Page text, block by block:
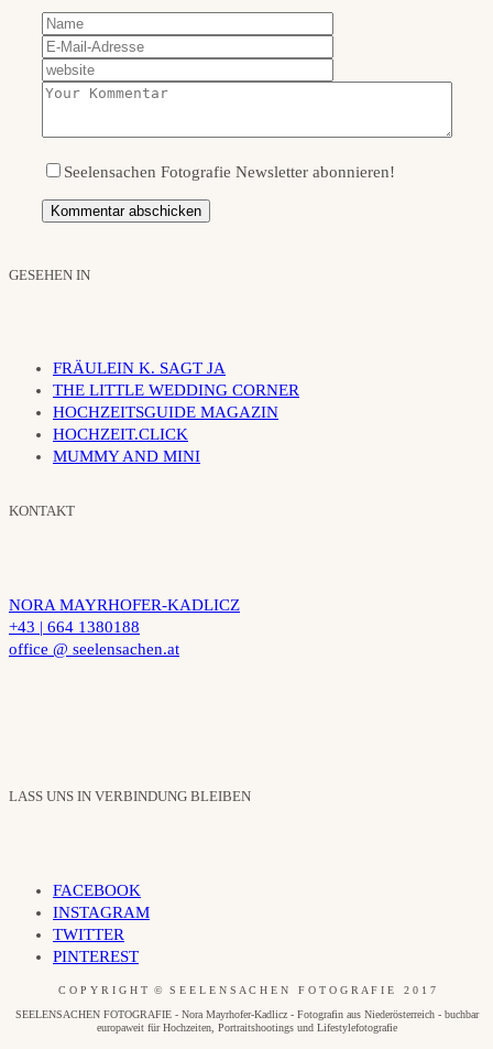
Seelensachen Fotografie Newsletter abonnieren!
GESEHEN IN
FRÄULEIN K. SAGT JA
THE LITTLE WEDDING CORNER
HOCHZEITSGUIDE MAGAZIN
HOCHZEIT.CLICK
MUMMY AND MINI
KONTAKT
NORA MAYRHOFER-KADLICZ
+43 | 664 1380188
office @ seelensachen.at
LASS UNS IN VERBINDUNG BLEIBEN
FACEBOOK
INSTAGRAM
TWITTER
PINTEREST
C O P Y R I G H T © S E E L E N S A C H E N F O T O G R A F I E 2 0 1 7
SEELENSACHEN FOTOGRAFIE - Nora Mayrhofer-Kadlicz - Fotografin aus Niederösterreich - buchbar
europaweit für Hochzeiten, Portraitshootings und Lifestylefotografie